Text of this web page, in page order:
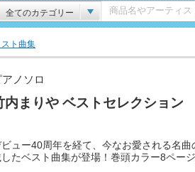
全てのカテゴリー
ト曲集
アノソロ
内まりや ベストセレクション
ュー40周年を経て、今なお愛される名
たベスト曲集が登場！巻頭カラー8ペー